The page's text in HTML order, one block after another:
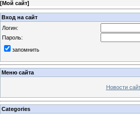
[Мой сайт]
Вход на сайт
Логин:
Пароль:
запомнить
Меню сайта
Новости
Categories